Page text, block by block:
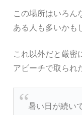
この場所はいろん
ある人も多いかも
これ以外だと厳密
アビーチで取られ
暑い日が続い